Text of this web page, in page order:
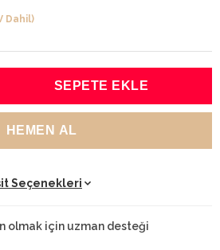
Dahil)
Seçenekleri
olmak için uzman desteği